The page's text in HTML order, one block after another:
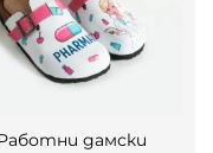
дамски